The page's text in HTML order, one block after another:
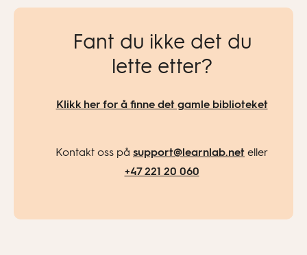
Fant du ikke det du
lette etter?
Klikk her for å finne det gamle biblioteket
Kontakt oss på support@learnlab.net eller
+47 221 20 060